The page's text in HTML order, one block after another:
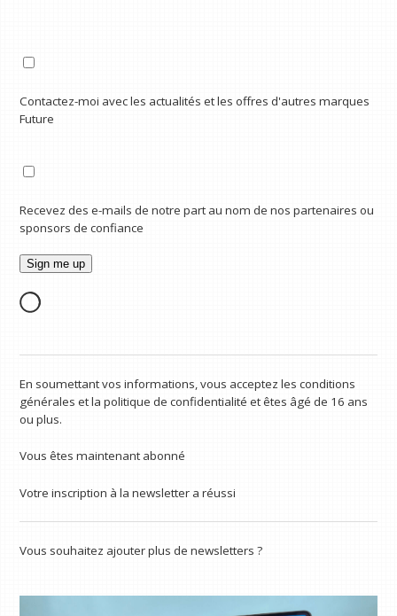
Contactez-moi avec les actualités et les offres d'autres marques
Future
Recevez des e-mails de notre part au nom de nos partenaires ou
sponsors de confiance
En soumettant vos informations, vous acceptez les conditions
générales et la politique de confidentialité et êtes âgé de 16 ans
ou plus.
Vous êtes maintenant abonné
Votre inscription à la newsletter a réussi
Vous souhaitez ajouter plus de newsletters ?